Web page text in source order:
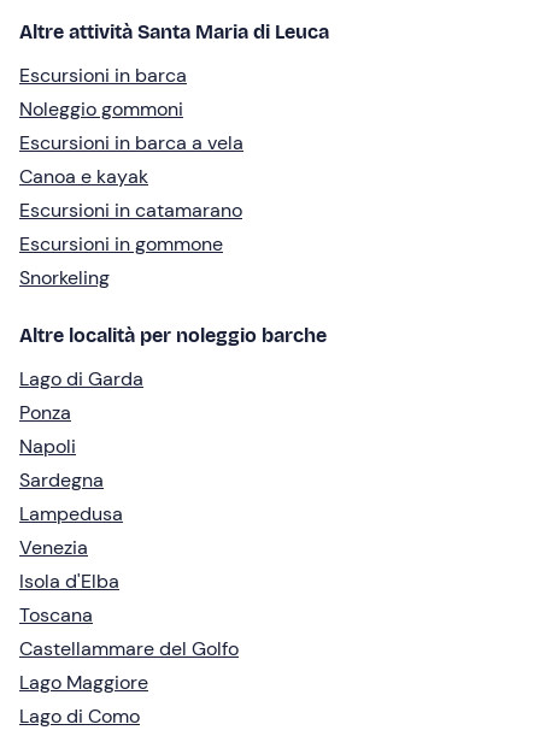
Altre attività Santa Maria di Leuca
Escursioni in barca
Noleggio gommoni
Escursioni in barca a vela
Canoa e kayak
Escursioni in catamarano
Escursioni in gommone
Snorkeling
Altre località per noleggio barche
Lago di Garda
Ponza
Napoli
Sardegna
Lampedusa
Venezia
Isola d'Elba
Toscana
Castellammare del Golfo
Lago Maggiore
Lago di Como